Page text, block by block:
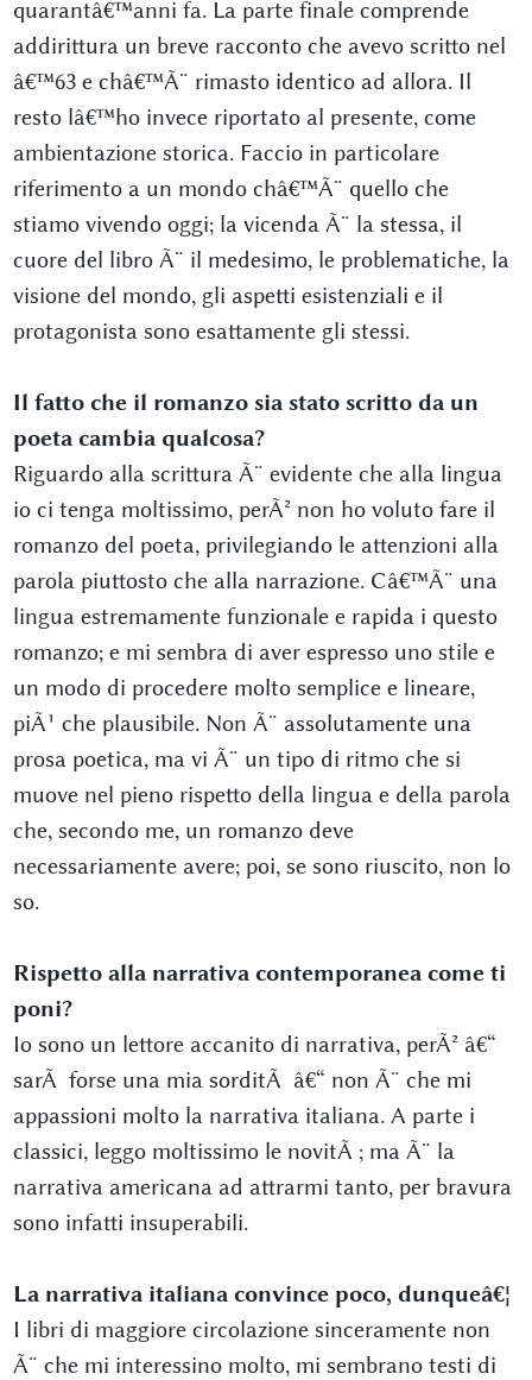
quarantâ€™anni fa. La parte finale comprende
addirittura un breve racconto che avevo scritto nel
â€™63 e châ€™Ã¨ rimasto identico ad allora. Il
resto lâ€™ho invece riportato al presente, come
ambientazione storica. Faccio in particolare
riferimento a un mondo châ€™Ã¨ quello che
stiamo vivendo oggi; la vicenda Ã¨ la stessa, il
cuore del libro Ã¨ il medesimo, le problematiche, la
visione del mondo, gli aspetti esistenziali e il
protagonista sono esattamente gli stessi.
Il fatto che il romanzo sia stato scritto da un
poeta cambia qualcosa?
Riguardo alla scrittura Ã¨ evidente che alla lingua
io ci tenga moltissimo, perÃ² non ho voluto fare il
romanzo del poeta, privilegiando le attenzioni alla
parola piuttosto che alla narrazione. Câ€™Ã¨ una
lingua estremamente funzionale e rapida i questo
romanzo; e mi sembra di aver espresso uno stile e
un modo di procedere molto semplice e lineare,
piÃ¹ che plausibile. Non Ã¨ assolutamente una
prosa poetica, ma vi Ã¨ un tipo di ritmo che si
muove nel pieno rispetto della lingua e della parola
che, secondo me, un romanzo deve
necessariamente avere; poi, se sono riuscito, non lo
so.
Rispetto alla narrativa contemporanea come ti
poni?
Io sono un lettore accanito di narrativa, perÃ² â€“
sarÃ forse una mia sorditÃ â€“ non Ã¨ che mi
appassioni molto la narrativa italiana. A parte i
classici, leggo moltissimo le novitÃ ; ma Ã¨ la
narrativa americana ad attrarmi tanto, per bravura
sono infatti insuperabili.
La narrativa italiana convince poco, dunqueâ€¦
I libri di maggiore circolazione sinceramente non
Ã¨ che mi interessino molto, mi sembrano testi di